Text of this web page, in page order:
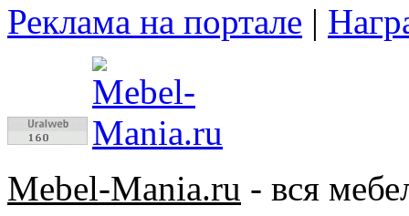
Реклама на портале |
Mebel-Mania.ru - вся